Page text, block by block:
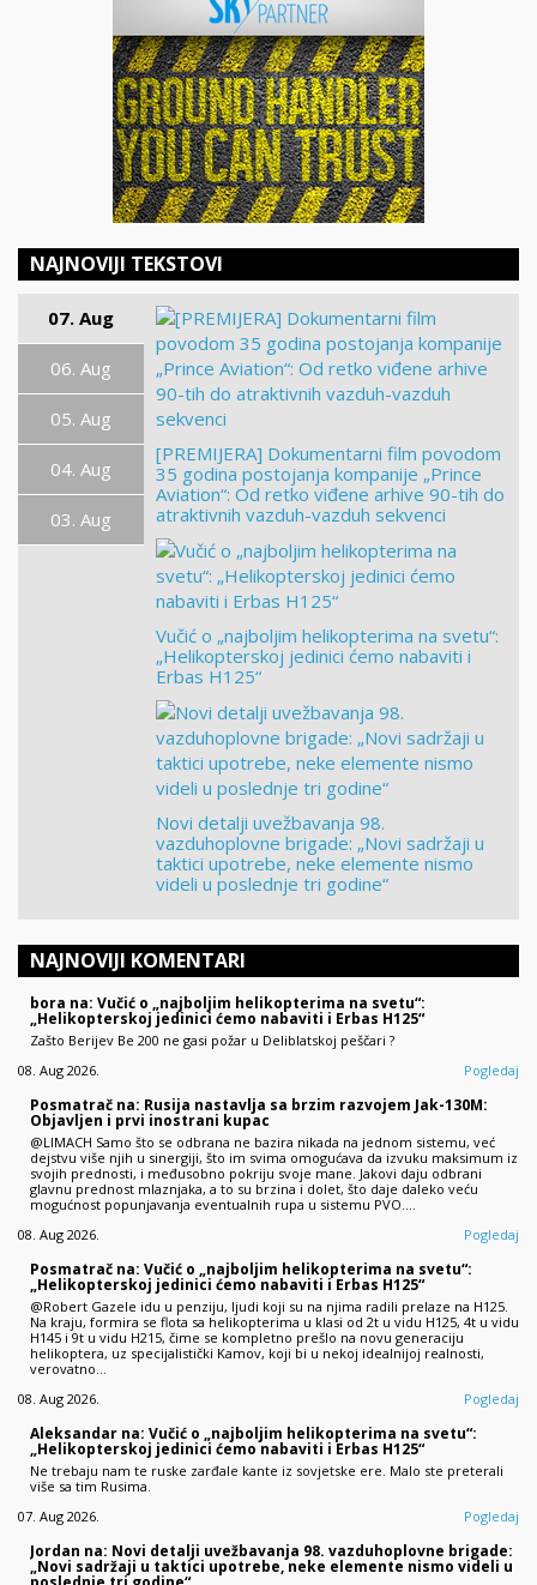
NAJNOVIJI TEKSTOVI
07. Aug
06. Aug
05. Aug
04. Aug
03. Aug
[PREMIJERA] Dokumentarni film povodom
35 godina postojanja kompanije „Prince
Aviation“: Od retko viđene arhive 90-tih do
atraktivnih vazduh-vazduh sekvenci
Vučić o „najboljim helikopterima na svetu“:
„Helikopterskoj jedinici ćemo nabaviti i
Erbas H125“
Novi detalji uvežbavanja 98.
vazduhoplovne brigade: „Novi sadržaji u
taktici upotrebe, neke elemente nismo
videli u poslednje tri godine“
NAJNOVIJI KOMENTARI
bora na: Vučić o „najboljim helikopterima na svetu“:
„Helikopterskoj jedinici ćemo nabaviti i Erbas H125“
Zašto Berijev Be 200 ne gasi požar u Deliblatskoj peščari ?
08. Aug 2026.
Pogledaj
Posmatrač na: Rusija nastavlja sa brzim razvojem Jak-130M:
Objavljen i prvi inostrani kupac
@LIMACH Samo što se odbrana ne bazira nikada na jednom sistemu, već
dejstvu više njih u sinergiji, što im svima omogućava da izvuku maksimum iz
svojih prednosti, i međusobno pokriju svoje mane. Jakovi daju odbrani
glavnu prednost mlaznjaka, a to su brzina i dolet, što daje daleko veću
mogućnost popunjavanja eventualnih rupa u sistemu PVO.…
08. Aug 2026.
Pogledaj
Posmatrač na: Vučić o „najboljim helikopterima na svetu“:
„Helikopterskoj jedinici ćemo nabaviti i Erbas H125“
@Robert Gazele idu u penziju, ljudi koji su na njima radili prelaze na H125.
Na kraju, formira se flota sa helikopterima u klasi od 2t u vidu H125, 4t u vidu
H145 i 9t u vidu H215, čime se kompletno prešlo na novu generaciju
helikoptera, uz specijalistički Kamov, koji bi u nekoj idealnijoj realnosti,
verovatno…
08. Aug 2026.
Pogledaj
Aleksandar na: Vučić o „najboljim helikopterima na svetu“:
„Helikopterskoj jedinici ćemo nabaviti i Erbas H125“
Ne trebaju nam te ruske zarđale kante iz sovjetske ere. Malo ste preterali
više sa tim Rusima.
07. Aug 2026.
Pogledaj
Jordan na: Novi detalji uvežbavanja 98. vazduhoplovne brigade:
„Novi sadržaji u taktici upotrebe, neke elemente nismo videli u